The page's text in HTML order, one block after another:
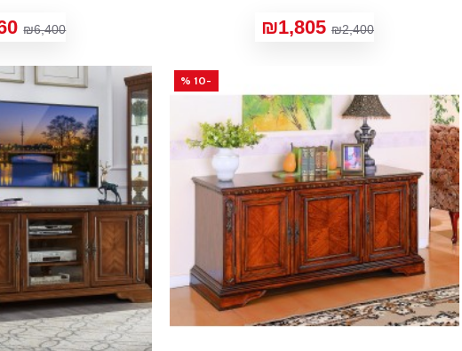
₪2,400
₪1,805
₪6,400
-10 %